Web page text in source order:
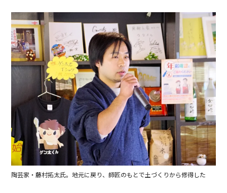
陶芸家・藤村拓太氏。地元に戻り、師匠のもとで土づくりから修得した